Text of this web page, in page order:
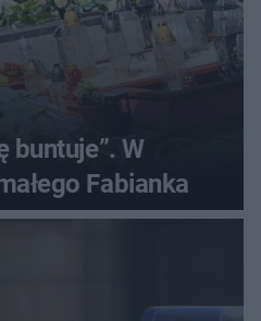
buntuje”. W
Fabianka